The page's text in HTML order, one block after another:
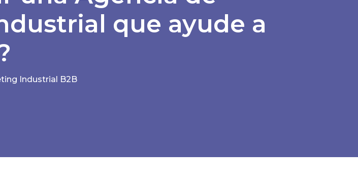
que ayude a
Industrial B2B